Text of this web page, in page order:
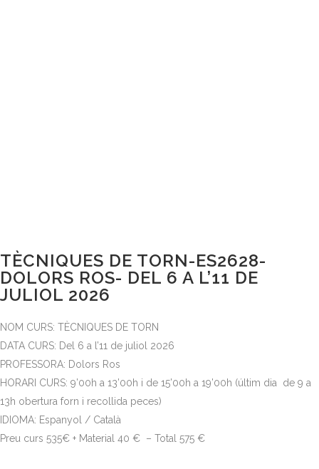
TÈCNIQUES DE TORN-ES2628-
DOLORS ROS- DEL 6 A L’11 DE
JULIOL 2026
NOM CURS: TÈCNIQUES DE TORN
DATA CURS: Del 6 a l’11 de juliol 2026
PROFESSORA: Dolors Ros
HORARI CURS: 9’00h a 13’00h i de 15’00h a 19’00h (últim dia de 9 a
13h obertura forn i recollida peces)
IDIOMA: Espanyol / Català
Preu curs 535€ + Material 40 € – Total 575 €